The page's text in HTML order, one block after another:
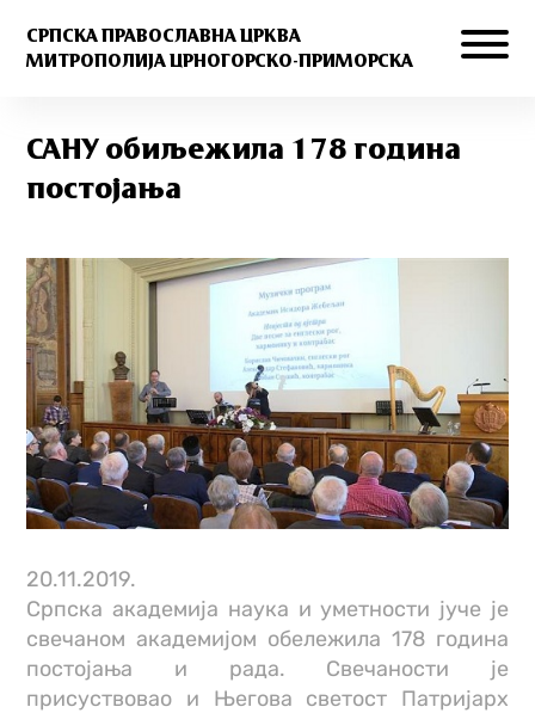
СРПСКА ПРАВОСЛАВНА ЦРКВА
МИТРОПОЛИЈА ЦРНОГОРСКО-ПРИМОРСКА
САНУ обиљежила 178 година
постојања
20.11.2019.
Српска академија наука и уметности јуче је
свечаном академијом обележила 178 година
постојања и рада. Свечаности је
присуствовао и Његова светост Патријарх